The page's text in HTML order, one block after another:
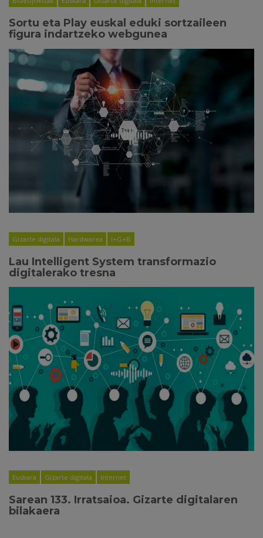
Sortu eta Play euskal eduki sortzaileen
figura indartzeko webgunea
Gizarte digitala Hardwarea I+G+B
Lau Intelligent System transformazio
digitalerako tresna
Euskara Gizarte digitala Internet
Sarean 133. Irratsaioa. Gizarte digitalaren
bilakaera